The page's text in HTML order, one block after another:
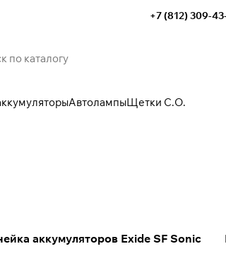
+7 (812) 309-
АвтолампыЩетки С.О.
аккумуляторов Exide SF Sonic